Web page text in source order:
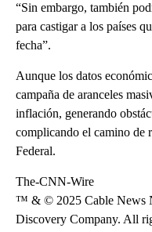
“Sin embargo, también
para castigar a los países
fecha”.
Aunque los datos
campaña de aranceles
inflación, generando
complicando el camino de
Federal.
The-CNN-Wire
™ & © 2025 Cable News
Discovery Company. All